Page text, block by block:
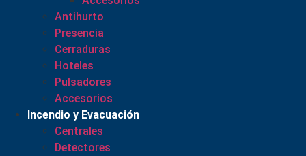
Antihurto
Presencia
Cerraduras
Hoteles
Pulsadores
Accesorios
Incendio y Evacuación
Centrales
Detectores